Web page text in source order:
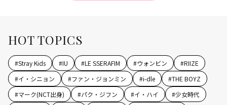
HOT TOPICS
#Stray Kids #IU #LE SSERAFIM #ウォンビン #RIIZE
#イ・シニョン #ファン・ジョンミン #i-dle #THE BOYZ
#マーク(NCT出身) #パク・ジフン #イ・ハイ #少女時代